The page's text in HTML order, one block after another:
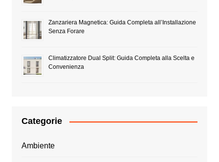
Zanzariera Magnetica: Guida Completa all’Installazione
Senza Forare
Climatizzatore Dual Split: Guida Completa alla Scelta e
Convenienza
Categorie
Ambiente